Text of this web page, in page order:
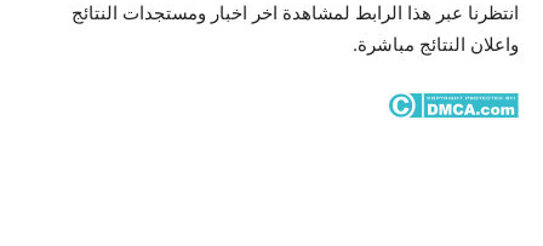
انتظرنا عبر هذا الرابط لمشاهدة اخر اخبار ومستجدات النتائج
واعلان النتائج مباشرة.